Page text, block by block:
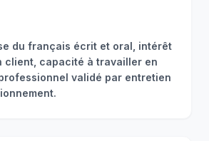
du français écrit et oral, intérêt
client, capacité à travailler en
validé par entretien